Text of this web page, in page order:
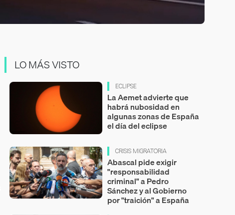
LO MÁS VISTO
ECLIPSE
La Aemet advierte que
habrá nubosidad en
algunas zonas de España
el día del eclipse
CRISIS MIGRATORIA
Abascal pide exigir
"responsabilidad
criminal" a Pedro
Sánchez y al Gobierno
por "traición" a España